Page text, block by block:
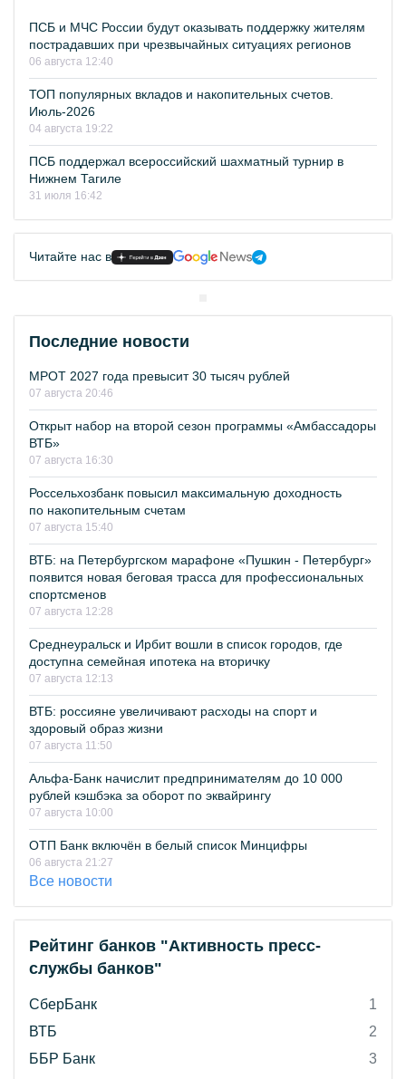
ПСБ и МЧС России будут оказывать поддержку жителям
пострадавших при чрезвычайных ситуациях регионов
06 августа 12:40
ТОП популярных вкладов и накопительных счетов.
Июль-2026
04 августа 19:22
ПСБ поддержал всероссийский шахматный турнир в
Нижнем Тагиле
31 июля 16:42
Читайте нас в
Последние новости
МРОТ 2027 года превысит 30 тысяч рублей
07 августа 20:46
Открыт набор на второй сезон программы «Амбассадоры
ВТБ»
07 августа 16:30
Россельхозбанк повысил максимальную доходность
по накопительным счетам
07 августа 15:40
ВТБ: на Петербургском марафоне «Пушкин - Петербург»
появится новая беговая трасса для профессиональных
спортсменов
07 августа 12:28
Среднеуральск и Ирбит вошли в список городов, где
доступна семейная ипотека на вторичку
07 августа 12:13
ВТБ: россияне увеличивают расходы на спорт и
здоровый образ жизни
07 августа 11:50
Альфа-Банк начислит предпринимателям до 10 000
рублей кэшбэка за оборот по эквайрингу
07 августа 10:00
ОТП Банк включён в белый список Минцифры
06 августа 21:27
Все новости
Рейтинг банков "Активность пресс-
службы банков"
СберБанк
1
ВТБ
2
ББР Банк
3